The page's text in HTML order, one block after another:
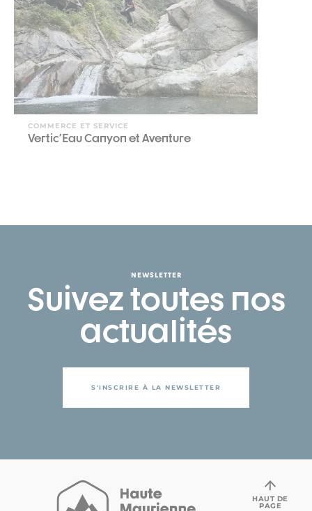
COMMERCE ET SERVICE
Vertic'Eau Canyon et Aventure
NEWSLETTER
Suivez toutes nos
actualités
S'INSCRIRE À LA NEWSLETTER
HAUT DE
PAGE